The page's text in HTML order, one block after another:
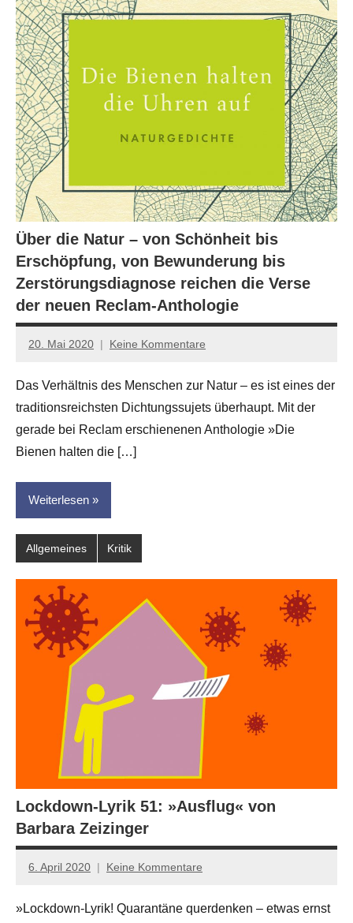
Über die Natur – von Schönheit bis
Erschöpfung, von Bewunderung bis
Zerstörungsdiagnose reichen die Verse
der neuen Reclam-Anthologie
20. Mai 2020
Jan-
Hornauer
für
dasgedichtblog
Keine Kommentare
Das Verhältnis des Menschen zur Natur – es ist eines der
traditionsreichsten Dichtungssujets überhaupt. Mit der
gerade bei Reclam erschienenen Anthologie »Die
Bienen halten die […]
Weiterlesen
Allgemeines Kritik
Lockdown-Lyrik 51: »Ausflug« von
Barbara Zeizinger
6. April 2020
Anton
Leitner
Keine Kommentare
»Lockdown-Lyrik! Quarantäne querdenken – etwas ernst